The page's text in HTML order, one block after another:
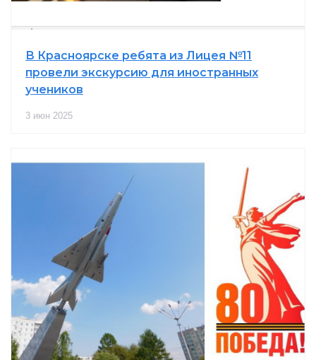
В Красноярске ребята из Лицея №11
провели экскурсию для иностранных
учеников
3 июн 2025